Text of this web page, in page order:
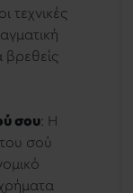
τεχνικές
βρεθείς
σου: Η
σού